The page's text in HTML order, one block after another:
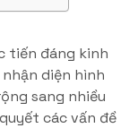
tiến đáng kinh
diện hình
sang nhiều
các vấn đề